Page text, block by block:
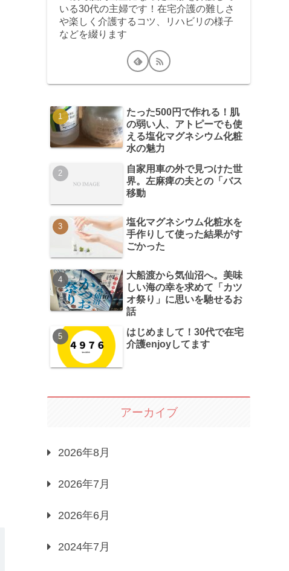
いる30代の主婦です！在宅介護の難しさ
や楽しく介護するコツ、リハビリの様子
などを綴ります
たった500円で作れる！肌
の弱い人、アトピーでも使
える塩化マグネシウム化粧
水の魅力
自家用車の外で見つけた世
界。左麻痺の夫との「バス
移動
塩化マグネシウム化粧水を
手作りして使った結果がす
ごかった
大船渡から気仙沼へ。美味
しい海の幸を求めて「カツ
オ祭り」に思いを馳せるお
話
はじめまして！30代で在宅
介護enjoyしてます
アーカイブ
2026年8月
2026年7月
2026年6月
2024年7月